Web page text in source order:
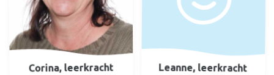
Corina, leerkracht Leanne, leerkracht